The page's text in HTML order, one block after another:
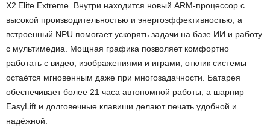
X2 Elite Extreme. Внутри находится новый ARM-процессор с
высокой производительностью и энергоэффективностью, а
встроенный NPU помогает ускорять задачи на базе ИИ и работу
с мультимедиа. Мощная графика позволяет комфортно
работать с видео, изображениями и играми, отклик системы
остаётся мгновенным даже при многозадачности. Батарея
обеспечивает более 21 часа автономной работы, а шарнир
EasyLift и долговечные клавиши делают печать удобной и
надёжной.